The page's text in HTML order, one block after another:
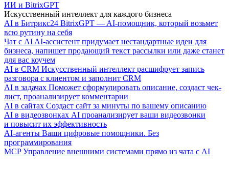
ИИ и BitrixGPT
Искусственный интеллект для каждого бизнеса
AI в Битрикс24 BitrixGPT — AI-помощник, который возьмет
всю рутину на себя
Чат с AI AI-ассистент придумает нестандартные идеи для
бизнеса, напишет продающий текст рассылки или даже станет
для вас коучем
AI в CRM Искусственный интеллект расшифрует запись
разговора с клиентом и заполнит CRM
AI в задачах Поможет сформулировать описание, создаст чек-
лист, проанализирует комментарии
AI в сайтах Создаст сайт за минуты по вашему описанию
AI в видеозвонках AI проанализирует ваши видеозвонки
и повысит их эффективность
AI-агенты Ваши цифровые помощники. Без
программирования
MCP Управление внешними системами прямо из чата с AI